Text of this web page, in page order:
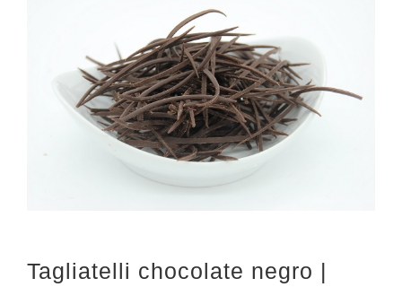
Tagliatelli chocolate negro |